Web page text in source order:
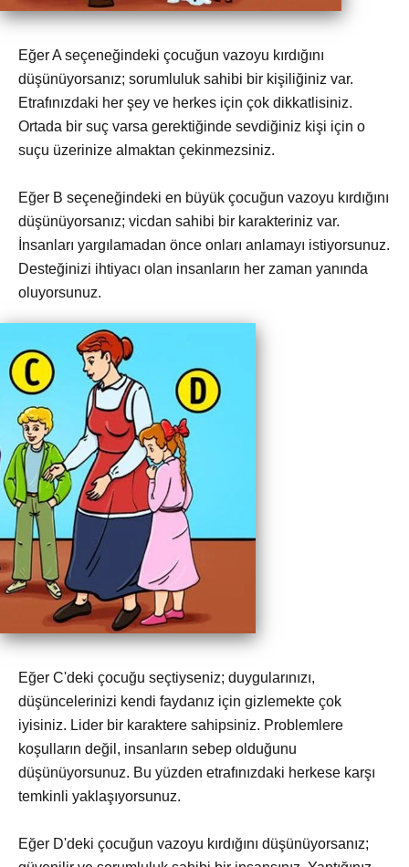
Eğer A seçeneğindeki çocuğun vazoyu kırdığını
düşünüyorsanız; sorumluluk sahibi bir kişiliğiniz var.
Etrafınızdaki her şey ve herkes için çok dikkatlisiniz.
Ortada bir suç varsa gerektiğinde sevdiğiniz kişi için o
suçu üzerinize almaktan çekinmezsiniz.
Eğer B seçeneğindeki en büyük çocuğun vazoyu kırdığını
düşünüyorsanız; vicdan sahibi bir karakteriniz var.
İnsanları yargılamadan önce onları anlamayı istiyorsunuz.
Desteğinizi ihtiyacı olan insanların her zaman yanında
oluyorsunuz.
Eğer C'deki çocuğu seçtiyseniz; duygularınızı,
düşüncelerinizi kendi faydanız için gizlemekte çok
iyisiniz. Lider bir karaktere sahipsiniz. Problemlere
koşulların değil, insanların sebep olduğunu
düşünüyorsunuz. Bu yüzden etrafınızdaki herkese karşı
temkinli yaklaşıyorsunuz.
Eğer D'deki çocuğun vazoyu kırdığını düşünüyorsanız;